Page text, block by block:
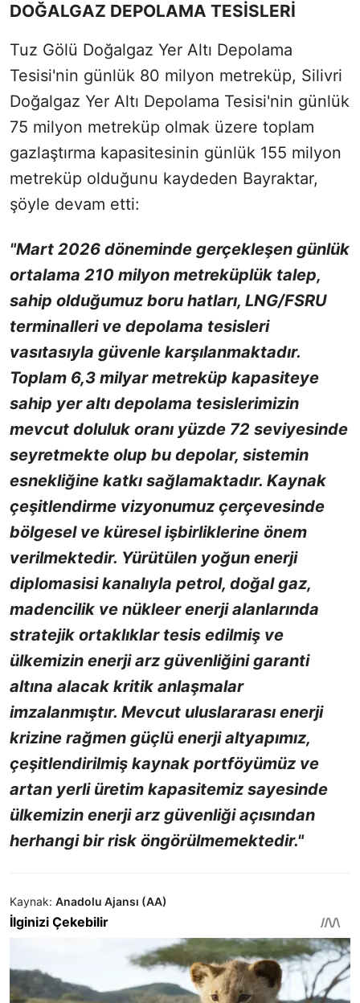
DOĞALGAZ DEPOLAMA TESİSLERİ
Tuz Gölü Doğalgaz Yer Altı Depolama
Tesisi'nin günlük 80 milyon metreküp, Silivri
Doğalgaz Yer Altı Depolama Tesisi'nin günlük
75 milyon metreküp olmak üzere toplam
gazlaştırma kapasitesinin günlük 155 milyon
metreküp olduğunu kaydeden Bayraktar,
şöyle devam etti:
"Mart 2026 döneminde gerçekleşen günlük
ortalama 210 milyon metreküplük talep,
sahip olduğumuz boru hatları, LNG/FSRU
terminalleri ve depolama tesisleri
vasıtasıyla güvenle karşılanmaktadır.
Toplam 6,3 milyar metreküp kapasiteye
sahip yer altı depolama tesislerimizin
mevcut doluluk oranı yüzde 72 seviyesinde
seyretmekte olup bu depolar, sistemin
esnekliğine katkı sağlamaktadır. Kaynak
çeşitlendirme vizyonumuz çerçevesinde
bölgesel ve küresel işbirliklerine önem
verilmektedir. Yürütülen yoğun enerji
diplomasisi kanalıyla petrol, doğal gaz,
madencilik ve nükleer enerji alanlarında
stratejik ortaklıklar tesis edilmiş ve
ülkemizin enerji arz güvenliğini garanti
altına alacak kritik anlaşmalar
imzalanmıştır. Mevcut uluslararası enerji
krizine rağmen güçlü enerji altyapımız,
çeşitlendirilmiş kaynak portföyümüz ve
artan yerli üretim kapasitemiz sayesinde
ülkemizin enerji arz güvenliği açısından
herhangi bir risk öngörülmemektedir."
Kaynak: Anadolu Ajansı (AA)